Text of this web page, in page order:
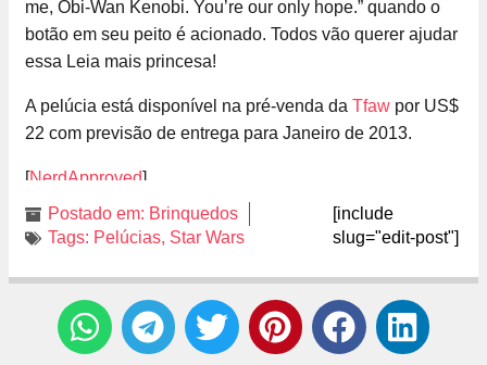
me, Obi-Wan Kenobi. You’re our only hope.” quando o
botão em seu peito é acionado. Todos vão querer ajudar
essa Leia mais princesa!
A pelúcia está disponível na pré-venda da Tfaw por US$
22 com previsão de entrega para Janeiro de 2013.
[NerdApproved]
Postado em: Brinquedos
Tags: Pelúcias, Star Wars
[include
slug="edit-post"]